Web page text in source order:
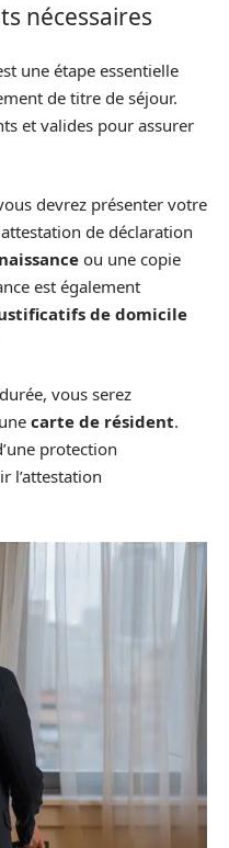
nécessaires
une étape essentielle
de titre de séjour.
et valides pour assurer
devrez présenter votre
de déclaration
ou une copie
est également
de domicile
vous serez
carte de résident.
protection
l’attestation